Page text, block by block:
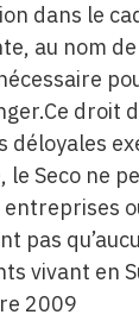
dans le
au nom
droit
le Seco ne
pas
vivant en
2009